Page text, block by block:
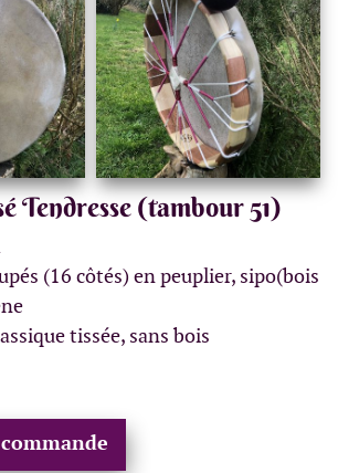
Tendresse (tambour 51)
(16 côtés) en peuplier, sipo(bois
tissée, sans bois